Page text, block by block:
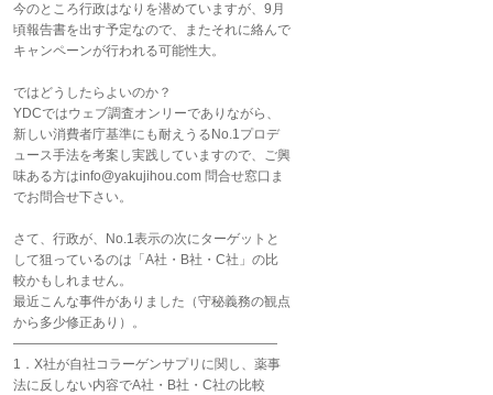
今のところ行政はなりを潜めていますが、9月
頃報告書を出す予定なので、またそれに絡んで
キャンペーンが行われる可能性大。
ではどうしたらよいのか？
YDCではウェブ調査オンリーでありながら、
新しい消費者庁基準にも耐えうるNo.1プロデ
ュース手法を考案し実践していますので、ご興
味ある方はinfo@yakujihou.com 問合せ窓口ま
でお問合せ下さい。
さて、行政が、No.1表示の次にターゲットと
して狙っているのは「A社・B社・C社」の比
較かもしれません。
最近こんな事件がありました（守秘義務の観点
から多少修正あり）。
――――――――――――――――――――
1．X社が自社コラーゲンサプリに関し、薬事
法に反しない内容でA社・B社・C社の比較